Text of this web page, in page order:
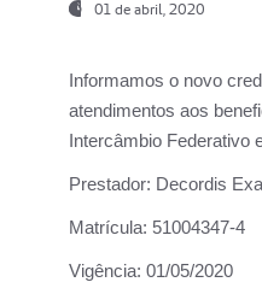
01 de abril, 2020
Informamos o novo
atendimentos aos
Intercâmbio Federativo
Prestador: Decordis
Matrícula: 51004347-4
Vigência: 01/05/2020